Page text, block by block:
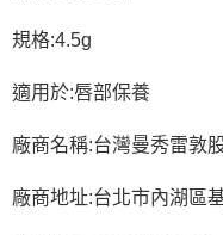
規格:4.5g
適用於:唇部保養
廠商名稱:台灣曼秀雷敦
廠商地址:台北市內湖區